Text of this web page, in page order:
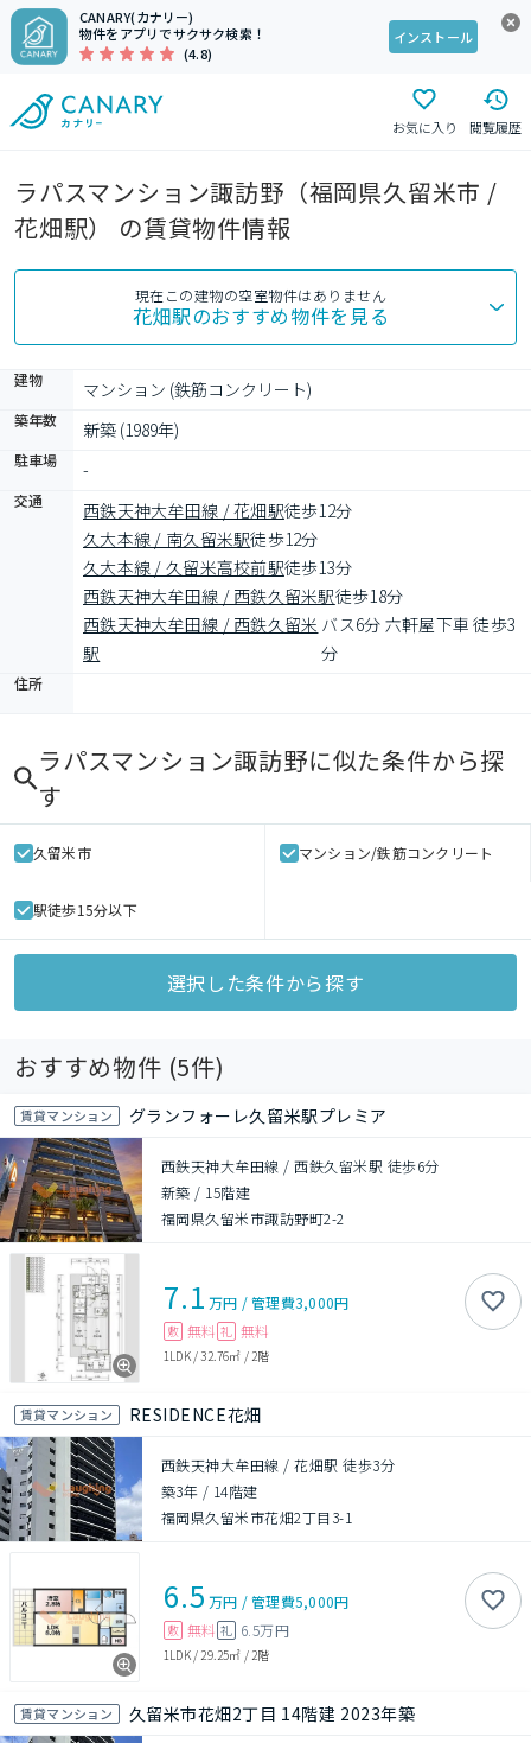
CANARY(カナリー)
物件をアプリでサクサク検索！
(4.8)
インストール
お気に入り 閲覧履歴
ラパスマンション諏訪野（福岡県久留米市 /
花畑駅） の賃貸物件情報
現在この建物の空室物件はありません
花畑駅のおすすめ物件を見る
建物 マンション (鉄筋コンクリート)
築年数 新築 (1989年)
駐車場 -
交通 西鉄天神大牟田線 / 花畑駅徒歩12分
久大本線 / 南久留米駅徒歩12分
久大本線 / 久留米高校前駅徒歩13分
西鉄天神大牟田線 / 西鉄久留米駅徒歩18分
西鉄天神大牟田線 / 西鉄久留米
駅
バス6分 六軒屋下車 徒歩3
分
住所
ラパスマンション諏訪野に似た条件から探
す
久留米市 マンション/鉄筋コンクリート
駅徒歩15分以下
選択した条件から探す
おすすめ物件 (5件)
賃貸マンション グランフォーレ久留米駅プレミア
西鉄天神大牟田線 / 西鉄久留米駅 徒歩6分
新築 / 15階建
福岡県久留米市諏訪野町2-2
7.1 万円 /管理費3,000円
敷 無料 礼 無料
1LDK/32.76㎡ / 2階
賃貸マンション RESIDENCE花畑
西鉄天神大牟田線 / 花畑駅 徒歩3分
築3年 / 14階建
福岡県久留米市花畑2丁目3-1
6.5 万円 /管理費5,000円
敷 無料 礼 6.5万円
1LDK/ 29.25㎡ / 2階
賃貸マンション 久留米市花畑2丁目 14階建 2023年築